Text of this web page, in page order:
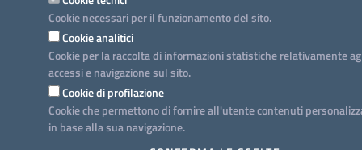
Cookie necessari per il funzionamento del sito.
Cookie analitici
Cookie per la raccolta di informazioni statistiche relativamente
accessi e navigazione sul sito.
Cookie di profilazione
Cookie che permettono di fornire all'utente contenuti
in base alla sua navigazione.